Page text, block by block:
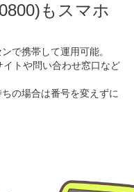
もスマホ
で携帯して運用可能。
トや問い合わせ窓口など
の場合は番号を変えずに